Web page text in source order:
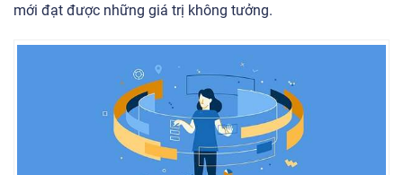
mới đạt được những giá trị không tưởng.